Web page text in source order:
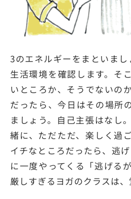
3のエネルギーをまといま
生活環境を確認します。そ
いところか、そうでないの
だったら、今日はその場所
ましょう。自己主張はなし
緒に、ただただ、楽しく過
イチなところだったら、逃
に一度やってくる「逃げる
厳しすぎるヨガのクラスは、